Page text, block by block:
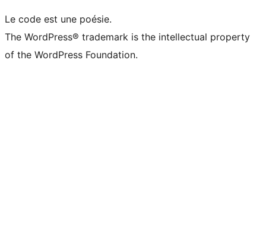
Le code est une poésie.
The WordPress® trademark is the intellectual property
of the WordPress Foundation.